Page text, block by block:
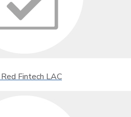
Fintech LAC